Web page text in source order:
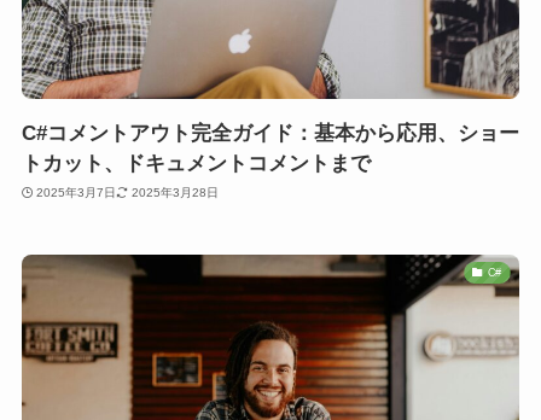
C#コメントアウト完全ガイド：基本から応用、ショー
トカット、ドキュメントコメントまで
2025年3月7日 2025年3月28日
C#